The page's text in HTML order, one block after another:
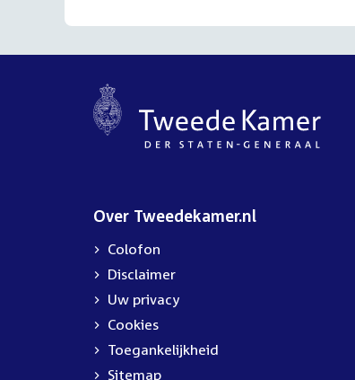
Over Tweedekamer.nl
Colofon
Disclaimer
Uw privacy
Cookies
Toegankelijkheid
Sitemap